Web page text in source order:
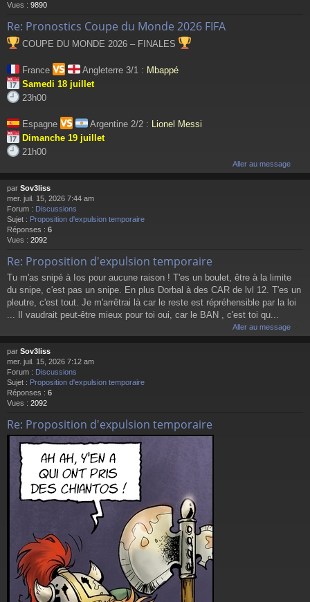
Vues : 9890
Re: Pronostics Coupe du Monde 2026 FIFA
COUPE DU MONDE 2026 – FINALES
France Angleterre 3/1 : Mbappé
Samedi 18 juillet
23h00
Espagne Argentine 2/2 :
Lionel Messi
Dimanche 19 juillet
21h00
Aller au message
par Sov3liss
mer. juil. 15, 2026 7:44 am
Forum : Discussions
Sujet : Proposition d'expulsion temporaire
Réponses : 6
Vues : 2092
Re: Proposition d'expulsion temporaire
Tu m'as snipé à Ios pour aucune raison ! T'es un boulet, être à la limite
du snipe, c'est pas un snipe. En plus Dorbal à des CAR de lvl 12. T'es un
pleutre, c'est tout. Je m'arrêtrai là car le reste est répréhensible par la loi
... Il vaudrait peut-être mieux pour toi oui, car le BAN , c'est toi qu...
Aller au message
par Sov3liss
mer. juil. 15, 2026 7:12 am
Forum : Discussions
Sujet : Proposition d'expulsion temporaire
Réponses : 6
Vues : 2092
Re: Proposition d'expulsion temporaire